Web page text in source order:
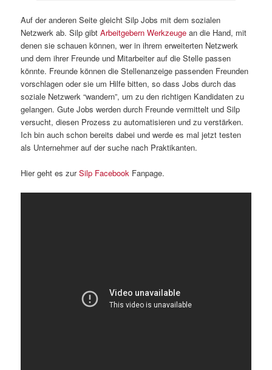
Auf der anderen Seite gleicht Silp Jobs mit dem sozialen
Netzwerk ab. Silp gibtArbeitgebern Werkzeuge an die Hand, mit
denen sie schauen können, wer in ihrem erweiterten Netzwerk
und dem ihrer Freunde und Mitarbeiter auf die Stelle passen
könnte. Freunde können die Stellenanzeige passenden Freunden
vorschlagen oder sie um Hilfe bitten, so dass Jobs durch das
soziale Netzwerk “wandern”, um zu den richtigen Kandidaten zu
gelangen. Gute Jobs werden durch Freunde vermittelt und Silp
versucht, diesen Prozess zu automatisieren und zu verstärken.
Ich bin auch schon bereits dabei und werde es mal jetzt testen
als Unternehmer auf der suche nach Praktikanten.
Hier geht es zurSilp Facebook Fanpage.